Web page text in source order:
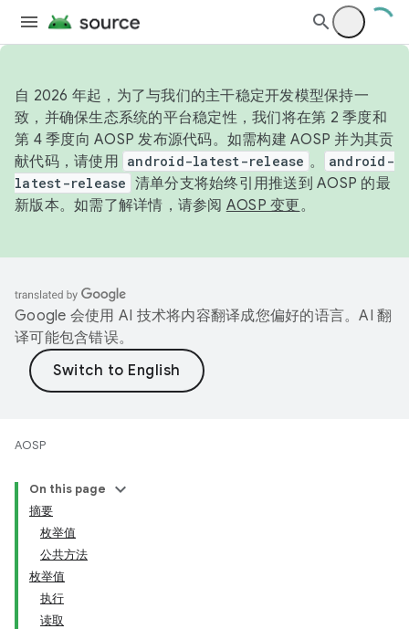
自 2026 年起，为了与我们的主干稳定开发模型保持一
致，并确保生态系统的平台稳定性，我们将在第 2 季度和
第 4 季度向 AOSP 发布源代码。如需构建 AOSP 并为其贡
献代码，请使用 android-latest-release 。
android-
latest-release 清单分支将始终引用推送到 AOSP 的最
新版本。如需了解详情，请参阅 AOSP 变更。
Google 会使用 AI 技术将内容翻译成您偏好的语言。AI 翻
译可能包含错误。
AOSP
On this page
摘要
枚举值
公共方法
枚举值
执行
读取